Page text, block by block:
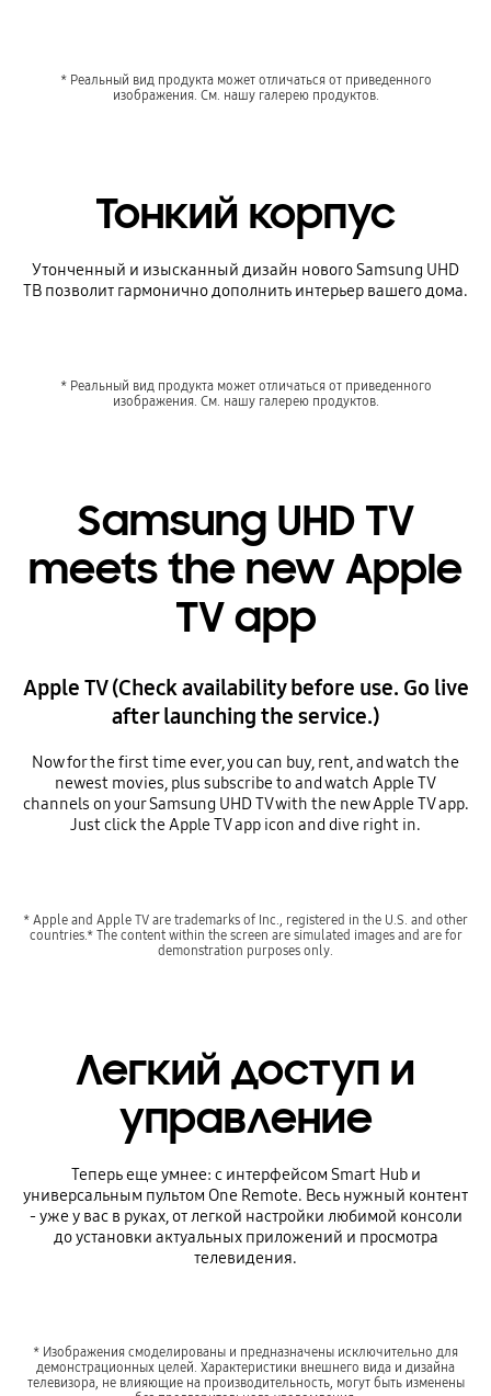
* Реальный вид продукта может отличаться от приведенного
изображения. См. нашу галерею продуктов.
Тонкий корпус
Утонченный и изысканный дизайн нового Samsung UHD
ТВ позволит гармонично дополнить интерьер вашего дома.
* Реальный вид продукта может отличаться от приведенного
изображения. См. нашу галерею продуктов.
Samsung UHD TV
meets the new Apple
TV app
Apple TV (Check availability before use. Go live
after launching the service.)
Now for the first time ever, you can buy, rent, and watch the
newest movies, plus subscribe to and watch Apple TV
channels on your Samsung UHD TV with the new Apple TV app.
Just click the Apple TV app icon and dive right in.
* Apple and Apple TV are trademarks of Inc., registered in the U.S. and other
countries.* The content within the screen are simulated images and are for
demonstration purposes only.
Легкий доступ и
управление
Теперь еще умнее: с интерфейсом Smart Hub и
универсальным пультом One Remote. Весь нужный контент
- уже у вас в руках, от легкой настройки любимой консоли
до установки актуальных приложений и просмотра
телевидения.
* Изображения смоделированы и предназначены исключительно для
демонстрационных целей. Характеристики внешнего вида и дизайна
телевизора, не влияющие на производительность, могут быть изменены